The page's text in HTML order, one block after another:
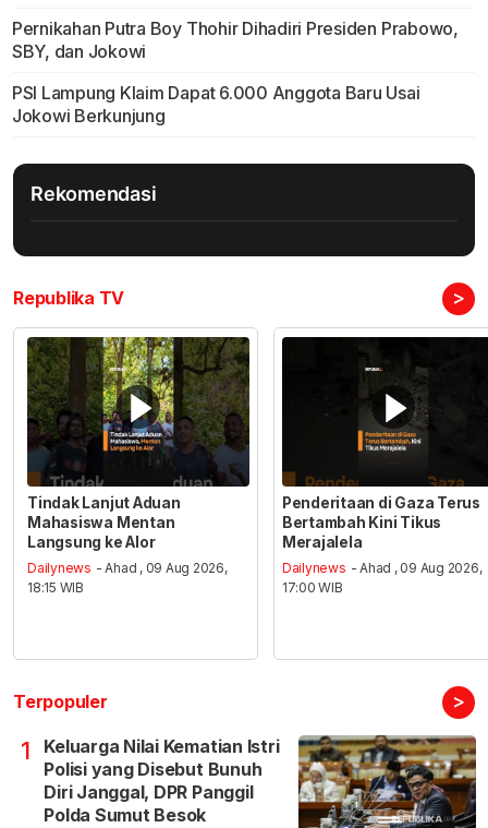
Pernikahan Putra Boy Thohir Dihadiri Presiden Prabowo,
SBY, dan Jokowi
PSI Lampung Klaim Dapat 6.000 Anggota Baru Usai
Jokowi Berkunjung
Rekomendasi
Republika TV >
Tindak Lanjut Aduan
Mahasiswa Mentan
Langsung ke Alor
Dailynews - Ahad , 09 Aug 2026,
18:15 WIB
Penderitaan di Gaza Terus
Bertambah Kini Tikus
Merajalela
Dailynews - Ahad , 09 Aug 2026,
17:00 WIB
Terpopuler >
1
Keluarga Nilai Kematian Istri
Polisi yang Disebut Bunuh
Diri Janggal, DPR Panggil
Polda Sumut Besok